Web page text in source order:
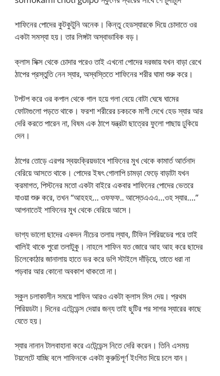
শাফিনের পোদের কুটকুটুনি অনেক। কিন্তু হেডস্যারকে দিয়ে চোদাতে ওর
একটা সমস্যা হয়। তার লিঙ্গটা অস্বাভাবিক বড়।
ক্লাস সিক্স থেকে চোদার পরেও তাই এখনো পোদের দরজায় যখন বাড়া রেখে
ঠাপের প্রস্তুতি নেন স্যার, অস্বস্তিতে শাফিনের শরীর ঘামা শুরু করে।
টপটপ করে ওর কপাল থেকে গাল হয়ে গলা বেয়ে বোটা ঘেষে ঘামের
ফোটাগুলো পড়তে থাকে। ফরশা শরীরের চকচকে মাগী দেখে হেড স্যার আর
দেরি করতে পারেন না, বিষম এক ঠাপে যন্ত্রটা ছাত্রের ফুলো পাছায় ঢুকিয়ে
দেন।
ঠাপের তোড়ে এরপর স্বয়ংক্রিয়ভাবে শাফিনের মুখ থেকে কামার্ত আর্তনাদ
বেরিয়ে আসতে থাকে। পোদের ইষৎ গোলাপি চামড়া ফেড়ে বাড়াটা যখন
ক্রমাগত, পিস্টনের মতো একটা বাইরে একবার শাফিনের পোদের ভেতরে
যাওয়া শুরু করে, তখন “আহহহ… ওফফফ.. আস্তেএএএ…ওহ স্যার….”
আপনাতেই শাফিনের মুখ থেকে বেরিয়ে আসে।
ভাগ্য ভালো ছাদের একদন নীচের তলায় ল্যাব, টিফিন পিরিয়ডের পরে তাই
খালিই থাকে পুরো তলাটুকু। নাহলে শাফিন যত জোরে আহ আহ করে ছাদের
চিলেকোঠার জানালায় হাতে ভর করে ডগি স্টাইলে দাঁড়িয়ে, তাতে ধরা না
পড়বার আর কোনো অবকাশ থাকতো না।
স্কুল চলাকালীন সময়ে শাফিন আরও একটা ক্লাস মিস দেয়। প্রথম
পিরিয়ডটা। দিনের এটেন্ডেন্স দেয়ার জন্য তাই ছুটির পর সাগর স্যারের কাছে
যেতে হয়।
স্যার নানান টালবাহানা করে এটেন্ডেন্স নিতে দেরি করেন। তিনি এসময়
টয়লেটে যাচ্ছি বলে শাফিনকে একটা কুরুচিপূর্ণ ইংগিত দিয়ে চলে যান।